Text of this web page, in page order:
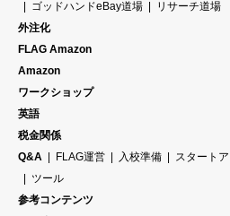
ゴッドハンドeBay道場
リサーチ道場
外注化
FLAG Amazon
Amazon
ワークショップ
英語
税金関係
Q&A
FLAG運営 入校準備 スタート
ツール
参考コンテンツ